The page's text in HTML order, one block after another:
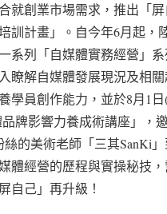
就創業市場需求，推出「
訓計畫」。自今年6月起，
系列「自媒體實務經營」
瞭解自媒體發展現況及相
學員創作能力，並於8月1
牌影響力養成術講座」，
絲的美術老師「三其SanKi
體經營的歷程與實操秘技
自己」再升級！